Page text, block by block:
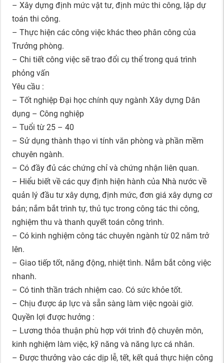
– Xây dựng định mức vật tư, định mức thi công, lập dự
toán thi công.
– Thực hiện các công việc khác theo phân công của
Trưởng phòng.
– Chi tiết công việc sẽ trao đổi cụ thể trong quá trình
phỏng vấn
Yêu cầu :
– Tốt nghiệp Đại học chính quy ngành Xây dựng Dân
dụng – Công nghiệp
– Tuổi từ 25 – 40
– Sử dụng thành thạo vi tính văn phòng và phần mềm
chuyên ngành.
– Có đầy đủ các chứng chỉ và chứng nhận liên quan.
– Hiểu biết về các quy định hiện hành của Nhà nước về
quản lý đầu tư xây dựng, định mức, đơn giá xây dựng cơ
bản; nắm bắt trình tự, thủ tục trong công tác thi công,
nghiệm thu và thanh quyết toán công trình.
– Có kinh nghiệm công tác chuyên ngành từ 02 năm trở
lên.
– Giao tiếp tốt, năng động, nhiệt tình. Nắm bắt công việc
nhanh.
– Có tinh thần trách nhiệm cao. Có sức khỏe tốt.
– Chịu được áp lực và sẵn sàng làm việc ngoài giờ.
Quyền lợi được hưởng :
– Lương thỏa thuận phù hợp với trình độ chuyên môn,
kinh nghiệm làm việc, kỹ năng và năng lực cá nhân.
– Được thưởng vào các dịp lễ, tết, kết quả thực hiện công